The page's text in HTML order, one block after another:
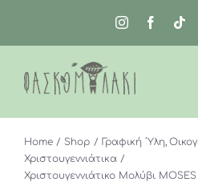
περιεχόμενο
Home Shop Γραφική ΄Υλη
Χριστουγεννιάτικα
Χριστουγεννιάτικο Μολύβι